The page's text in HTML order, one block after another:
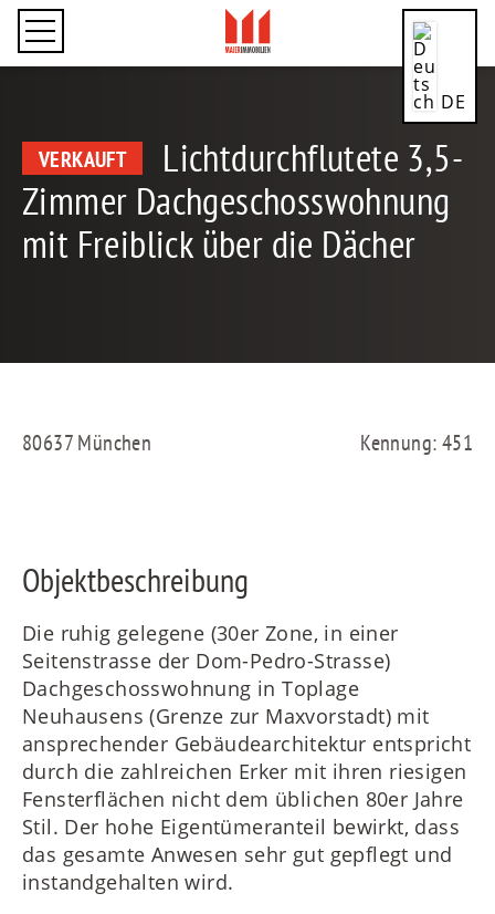
DE
CN
ES
RU
VERKAUFT
Lichtdurchflutete 3,5-
Zimmer Dachgeschosswohnung
mit Freiblick über die Dächer
80637 München Kennung: 451
Objektbeschreibung
Die ruhig gelegene (30er Zone, in einer
Seitenstrasse der Dom-Pedro-Strasse)
Dachgeschosswohnung in Toplage
Neuhausens (Grenze zur Maxvorstadt) mit
ansprechender Gebäudearchitektur entspricht
durch die zahlreichen Erker mit ihren riesigen
Fensterflächen nicht dem üblichen 80er Jahre
Stil. Der hohe Eigentümeranteil bewirkt, dass
das gesamte Anwesen sehr gut gepflegt und
instandgehalten wird.